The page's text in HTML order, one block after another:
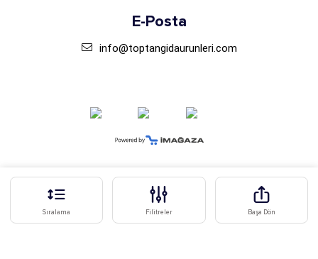
Sıralama Filitreler Başa Dön
E-Posta
info@toptangidaurunleri.com